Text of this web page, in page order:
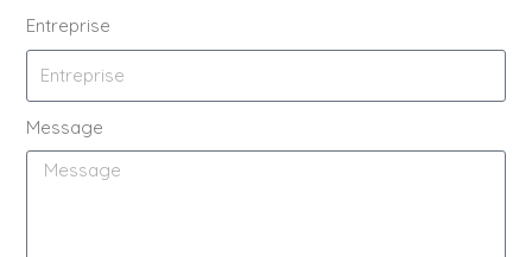
Entreprise
Message